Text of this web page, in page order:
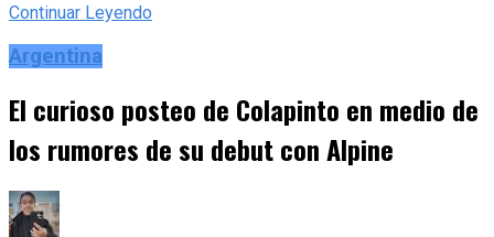
Continuar Leyendo
Argentina
El curioso posteo de Colapinto en medio de
los rumores de su debut con Alpine